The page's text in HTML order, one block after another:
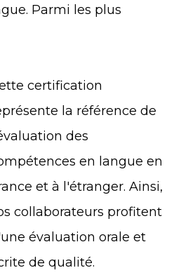
Parmi les plus
certification
la référence de
des
en langue en
et à l'étranger. Ainsi,
collaborateurs profitent
évaluation orale et
de qualité.